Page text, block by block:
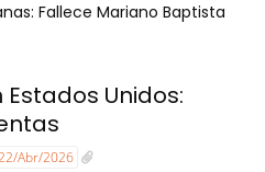
Fallece Mariano Baptista
Unidos:
Abr/2026